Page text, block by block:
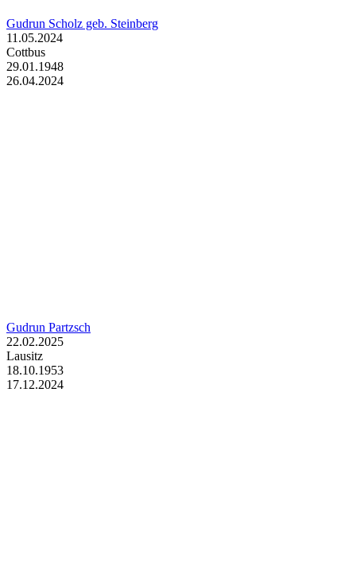
Gudrun Scholz geb. Steinberg
11.05.2024
Cottbus
29.01.1948
26.04.2024
Gudrun Partzsch
22.02.2025
Lausitz
18.10.1953
17.12.2024